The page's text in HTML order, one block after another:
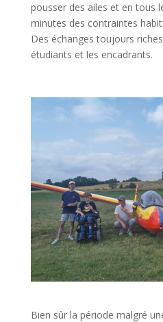
pousser des ailes et en tous
minutes des contraintes
Des échanges toujours
étudiants et les encadrants.
Bien sûr la période malgré